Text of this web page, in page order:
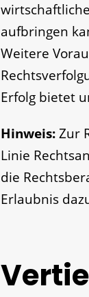
aufbringen
Weitere
Erfolg bietet
Hinweis:Zur
Linie
die
Erlaubnis